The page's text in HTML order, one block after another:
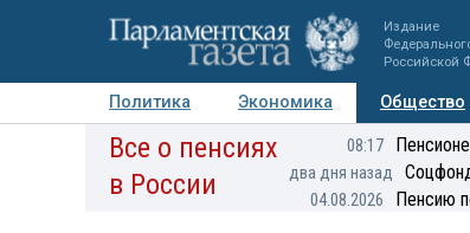
Издание
Российской
Политика Экономика Общество
Авторы Персоны Мнения
Все о пенсиях
в России
08:17
два дня назад
04.08.2026 Пенсию